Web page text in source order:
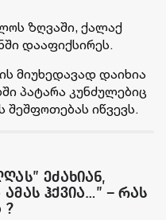
ზღვაში, ქალაქ
დააფიქსირეს.
მიუხედავად დაიხია
პატარა კუნძულებიც
შეშფოთებას იწვევს.
ეძახიან,
ჰქვია…” – რას
?